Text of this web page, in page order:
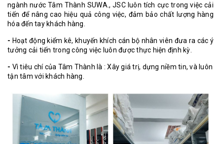
ngành nước Tâm Thành SUWA., JSC luôn tích cực trong việc cải
tiến để nâng cao hiệu quả công việc, đảm bảo chất lượng hàng
hóa đến tay khách hàng.
- Hoạt động kiểm kê, khuyến khích cán bộ nhân viên đưa ra các ý
tưởng cải tiến trong công việc luôn được thực hiện định kỳ.
- Vì tiêu chí của Tâm Thành là : Xây giá trị, dựng niềm tin, và luôn
tận tâm với khách hàng.